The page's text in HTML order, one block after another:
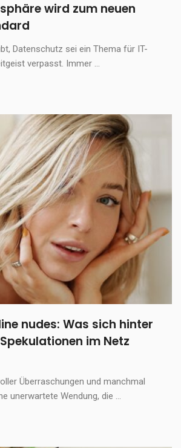
wird zum neuen
Datenschutz sei ein Thema für IT-
verpasst. Immer ...
nudes: Was sich hinter
im Netz
Überraschungen und manchmal
unerwartete Wendung, die ...